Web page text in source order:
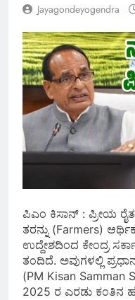
Jayagondeyogendra
ಪಿಎಂ ಕಿಸಾನ್ : ಪ್ರೀಯ
ತರನ್ನು (Farmers)
ಉದ್ದೇಶದಿಂದ ಕೇಂದ್ರ
ತಂದಿದೆ. ಅವುಗಳಲ್ಲಿ
(PM Kisan Samman
2025 ರ ಎರಡು ಕಂತಿನ